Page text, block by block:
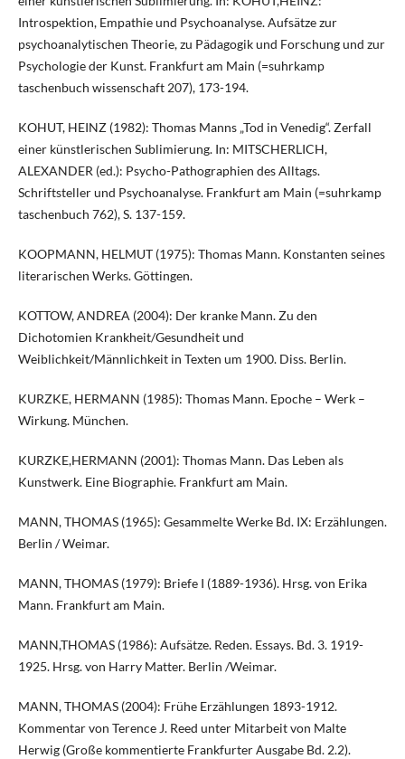
Introspektion, Empathie und Psychoanalyse. Aufsätze zur
psychoanalytischen Theorie, zu Pädagogik und Forschung und zur
Psychologie der Kunst. Frankfurt am Main (=suhrkamp
taschenbuch wissenschaft 207), 173-194.
KOHUT, HEINZ (1982): Thomas Manns „Tod in Venedig“. Zerfall
einer künstlerischen Sublimierung. In: MITSCHERLICH,
ALEXANDER (ed.): Psycho-Pathographien des Alltags.
Schriftsteller und Psychoanalyse. Frankfurt am Main (=suhrkamp
taschenbuch 762), S. 137-159.
KOOPMANN, HELMUT (1975): Thomas Mann. Konstanten seines
literarischen Werks. Göttingen.
KOTTOW, ANDREA (2004): Der kranke Mann. Zu den
Dichotomien Krankheit/Gesundheit und
Weiblichkeit/Männlichkeit in Texten um 1900. Diss. Berlin.
KURZKE, HERMANN (1985): Thomas Mann. Epoche – Werk –
Wirkung. München.
KURZKE,HERMANN (2001): Thomas Mann. Das Leben als
Kunstwerk. Eine Biographie. Frankfurt am Main.
MANN, THOMAS (1965): Gesammelte Werke Bd. IX: Erzählungen.
Berlin / Weimar.
MANN, THOMAS (1979): Briefe I (1889-1936). Hrsg. von Erika
Mann. Frankfurt am Main.
MANN,THOMAS (1986): Aufsätze. Reden. Essays. Bd. 3. 1919-
1925. Hrsg. von Harry Matter. Berlin /Weimar.
MANN, THOMAS (2004): Frühe Erzählungen 1893-1912.
Kommentar von Terence J. Reed unter Mitarbeit von Malte
Herwig (Große kommentierte Frankfurter Ausgabe Bd. 2.2).